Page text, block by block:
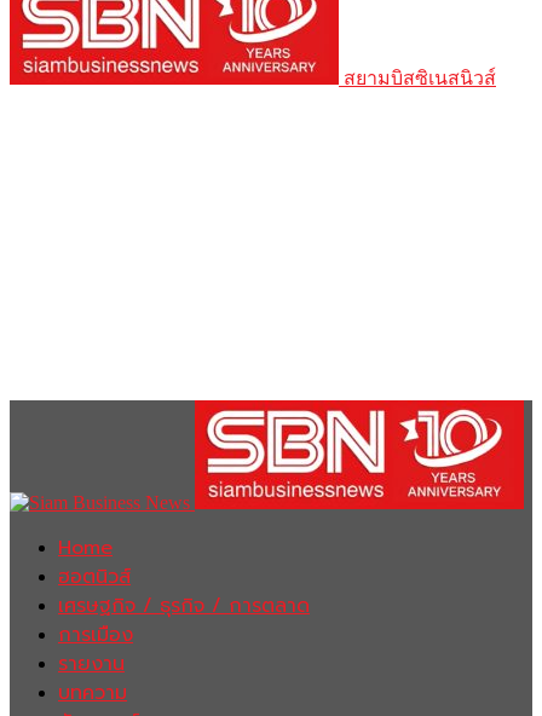
สยามบิสซิเนสนิวส์
Home
ฮอตนิวส์
เศรษฐกิจ / ธุรกิจ / การตลาด
การเมือง
รายงาน
บทความ